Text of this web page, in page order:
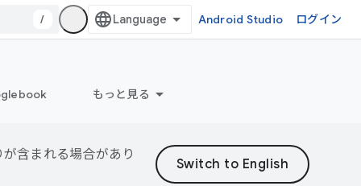
/ Android Studio ログイン
もっと見る
含まれる場合があり